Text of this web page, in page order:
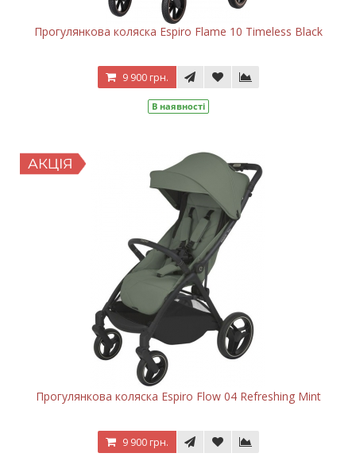
Прогулянкова коляска Espiro Flame 10 Timeless Black
9 900 грн.
В наявності
Прогулянкова коляска Espiro Flow 04 Refreshing Mint
9 900 грн.